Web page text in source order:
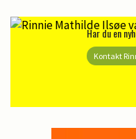
Har du en
Kontakt